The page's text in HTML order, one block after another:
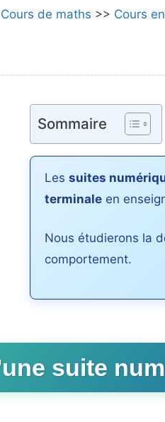
Cours de maths >> Cours
Sommaire
Les suites
terminale en
Nous étudierons la
comportement.
suite